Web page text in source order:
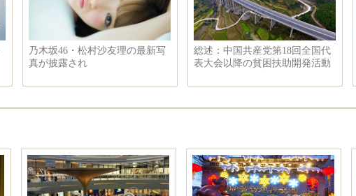
乃木坂46・松村沙友理の最新写
真が披露され
総述：中国共産党第18回全国代
表大会以降の貧困扶助開発活動